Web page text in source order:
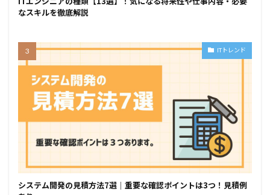
なスキルを徹底解説
ITトレンド
システム開発の見積方法7選｜重要な確認ポイントは3つ！見積例